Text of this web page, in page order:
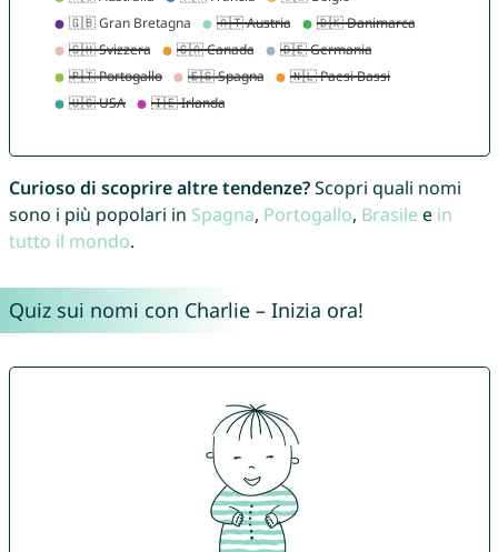
Curioso di scoprire altre tendenze?Scopri quali nomi
sono i più popolari in Spagna, Portogallo, Brasile e in
tutto il mondo.
Quiz sui nomi con Charlie – Inizia ora!